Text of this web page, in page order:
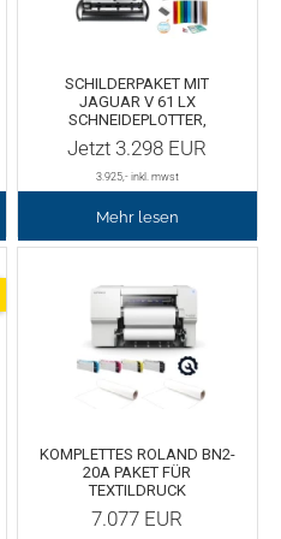
SCHILDERPAKET MIT
JAGUAR V 61 LX
SCHNEIDEPLOTTER,
HALBAUTOMATISCHER
WÄRMEPRESSE UND
ZUBEHÖR
Jetzt 3.298 EUR
3.925,- inkl. mwst
Mehr lesen
KOMPLETTES ROLAND BN2-
20A PAKET FÜR
TEXTILDRUCK
7.077 EUR